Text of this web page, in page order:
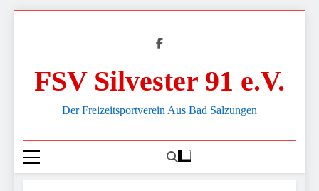
FSV Silvester 91 e.V.
Der Freizeitsportverein Aus Bad Salzungen